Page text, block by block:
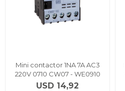
Mini contactor 1NA 7A AC3
220V 0710 CW07 - WE0910
USD 14,92